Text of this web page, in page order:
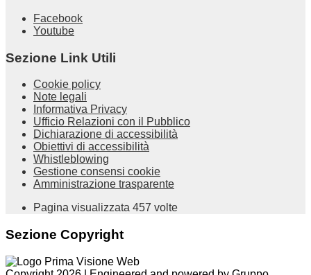
Facebook
Youtube
Sezione Link Utili
Cookie policy
Note legali
Informativa Privacy
Ufficio Relazioni con il Pubblico
Dichiarazione di accessibilità
Obiettivi di accessibilità
Whistleblowing
Gestione consensi cookie
Amministrazione trasparente
Pagina visualizzata 457 volte
Sezione Copyright